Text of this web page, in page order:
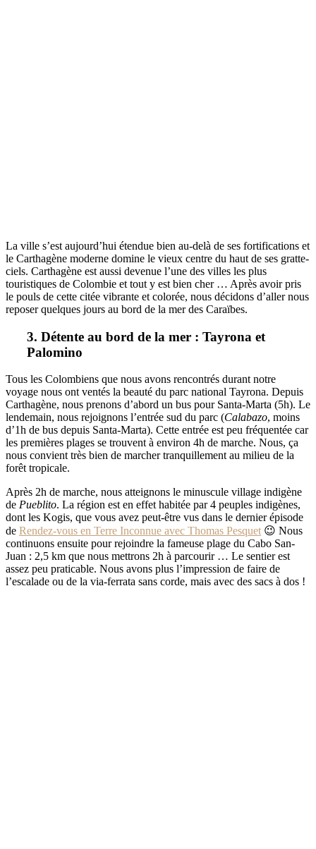
La ville s’est aujourd’hui étendue bien au-delà de ses fortifications et
le Carthagène moderne domine le vieux centre du haut de ses gratte-
ciels. Carthagène est aussi devenue l’une des villes les plus
touristiques de Colombie et tout y est bien cher … Après avoir pris
le pouls de cette citée vibrante et colorée, nous décidons d’aller nous
reposer quelques jours au bord de la mer des Caraïbes.
3. Détente au bord de la mer : Tayrona et
Palomino
Tous les Colombiens que nous avons rencontrés durant notre
voyage nous ont ventés la beauté du parc national Tayrona. Depuis
Carthagène, nous prenons d’abord un bus pour Santa-Marta (5h). Le
lendemain, nous rejoignons l’entrée sud du parc (Calabazo, moins
d’1h de bus depuis Santa-Marta). Cette entrée est peu fréquentée car
les premières plages se trouvent à environ 4h de marche. Nous, ça
nous convient très bien de marcher tranquillement au milieu de la
forêt tropicale.
Après 2h de marche, nous atteignons le minuscule village indigène
de Pueblito. La région est en effet habitée par 4 peuples indigènes,
dont les Kogis, que vous avez peut-être vus dans le dernier épisode
de Rendez-vous en Terre Inconnue avec Thomas Pesquet😉 Nous
continuons ensuite pour rejoindre la fameuse plage du Cabo San-
Juan : 2,5 km que nous mettrons 2h à parcourir … Le sentier est
assez peu praticable. Nous avons plus l’impression de faire de
l’escalade ou de la via-ferrata sans corde, mais avec des sacs à dos !